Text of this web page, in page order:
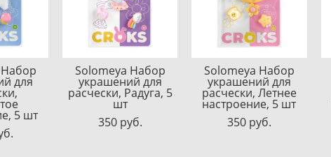
для
5 шт
Solomeya Набор
украшений для
расчески, Радуга, 5
шт
350 pуб.
Solomeya Набор
украшений для
расчески, Летнее
настроение, 5 шт
350 pуб.